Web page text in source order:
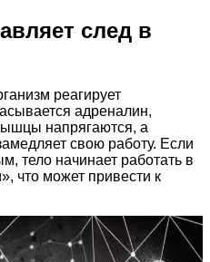
след в
реагирует
адреналин,
напрягаются, а
свою работу. Если
тело начинает работать в
что может привести к